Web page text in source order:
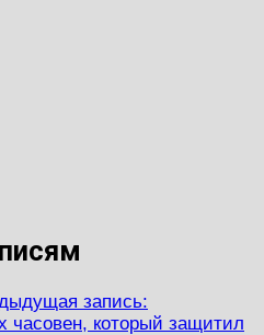
запись:
часовен, который защитил